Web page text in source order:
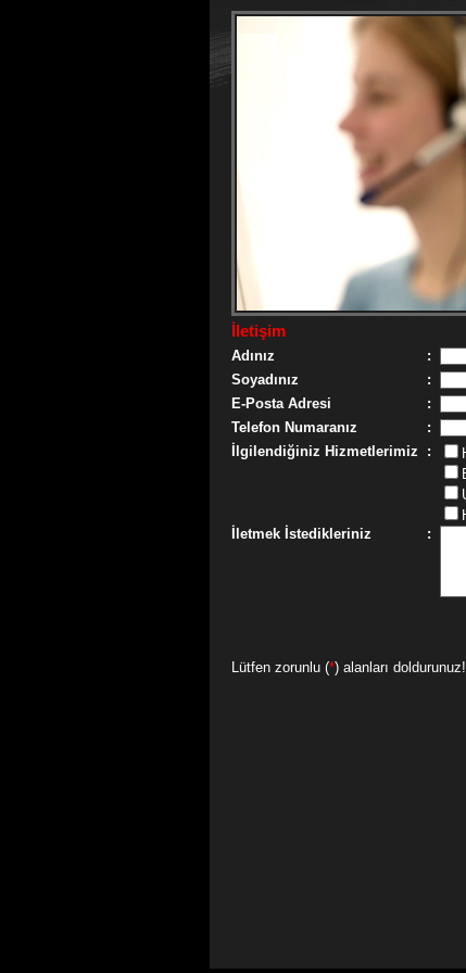
İletişim
Adınız :
Soyadınız
:
E-Posta Adresi
:
Telefon Numaranız
:
İlgilendiğiniz Hizmetlerimiz
:
İletmek İstedikleriniz :
Lütfen zorunlu (*) alanları doldurunuz!